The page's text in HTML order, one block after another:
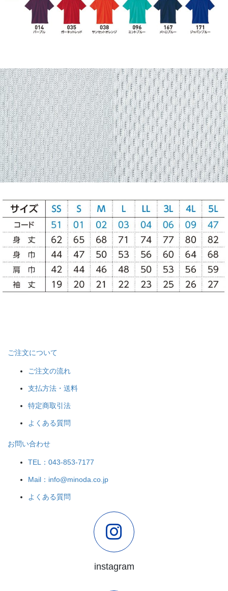
ご注文について
ご注文の流れ
支払方法・送料
特定商取引法
よくある質問
お問い合わせ
TEL：043-853-7177
Mail：info@minoda.co.jp
よくある質問
instagram